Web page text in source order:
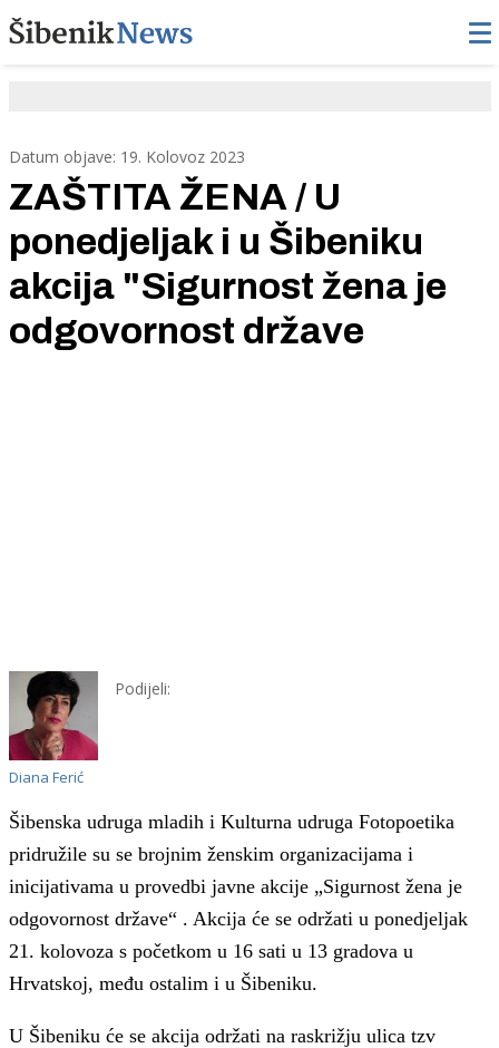
Datum objave: 19. Kolovoz 2023
ZAŠTITA ŽENA / U
ponedjeljak i u Šibeniku
akcija "Sigurnost žena je
odgovornost države
Diana Ferić
Podijeli:
Šibenska udruga mladih i Kulturna udruga Fotopoetika
pridružile su se brojnim ženskim organizacijama i
inicijativama u provedbi javne akcije „Sigurnost žena je
odgovornost države“ . Akcija će se održati u ponedjeljak
21. kolovoza s početkom u 16 sati u 13 gradova u
Hrvatskoj, među ostalim i u Šibeniku.
U Šibeniku će se akcija održati na raskrižju ulica tzv